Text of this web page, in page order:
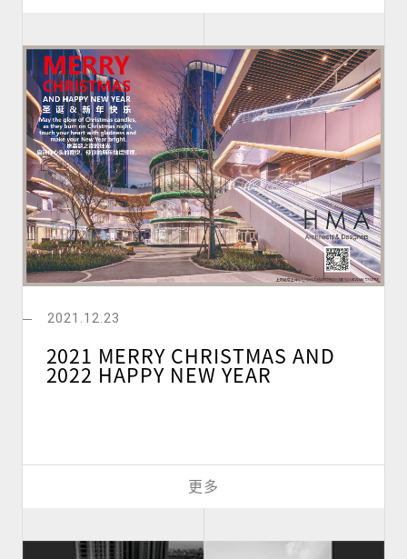
2021.12.23
2021 MERRY CHRISTMAS AND
2022 HAPPY NEW YEAR
更多